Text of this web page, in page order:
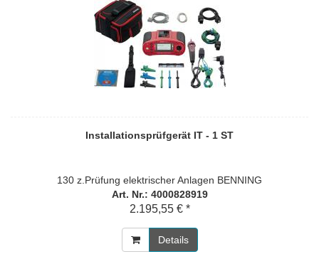
Installationsprüfgerät IT - 1 ST
130 z.Prüfung elektrischer Anlagen BENNING
Art. Nr.: 4000828919
2.195,55 € *
Details